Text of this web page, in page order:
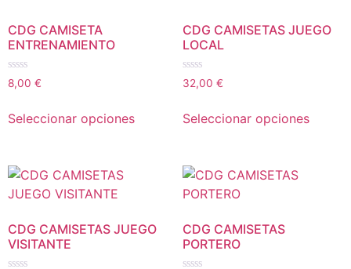
CDG CAMISETA
ENTRENAMIENTO
Valorado
con
5
8,00 €
Seleccionar opciones
CDG CAMISETAS JUEGO
LOCAL
Valorado
con
5
32,00 €
Seleccionar opciones
CDG CAMISETAS JUEGO
VISITANTE
CDG CAMISETAS
PORTERO